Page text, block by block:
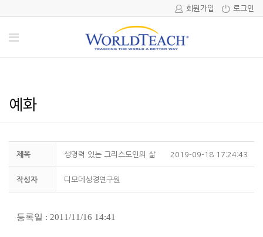
로그인
회원가입
예화
제목 생명력 있는 그리스도인의 삶 2019-09-18 17:24:43
작성자 디모데성경연구원
등록일 : 2011/11/16 14:41